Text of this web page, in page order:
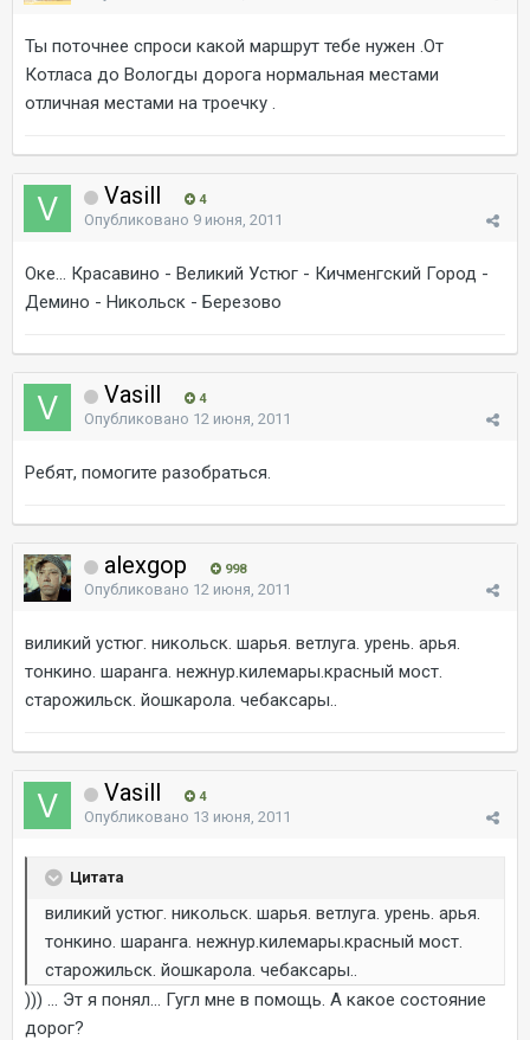
Ты поточнее спроси какой маршрут тебе нужен .От
Котласа до Вологды дорога нормальная местами
отличная местами на троечку .
Vasill 4
Опубликовано 9 июня, 2011
Оке... Красавино - Великий Устюг - Кичменгский Город -
Демино - Никольск - Березово
Vasill 4
Опубликовано 12 июня, 2011
Ребят, помогите разобраться.
alexgop 998
Опубликовано 12 июня, 2011
виликий устюг. никольск. шарья. ветлуга. урень. арья.
тонкино. шаранга. нежнур.килемары.красный мост.
старожильск. йошкарола. чебаксары..
Vasill 4
Опубликовано 13 июня, 2011
Цитата
виликий устюг. никольск. шарья. ветлуга. урень. арья.
тонкино. шаранга. нежнур.килемары.красный мост.
старожильск. йошкарола. чебаксары..
))) ... Эт я понял... Гугл мне в помощь. А какое состояние
дорог?